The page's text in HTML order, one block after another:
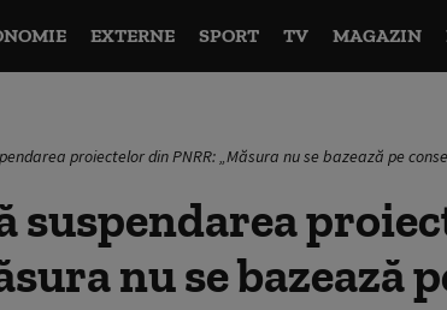
EXTERNE SPORT TV MAGAZIN
proiectelor din PNRR: „Măsura nu se bazează pe
suspendarea
nu se bazează